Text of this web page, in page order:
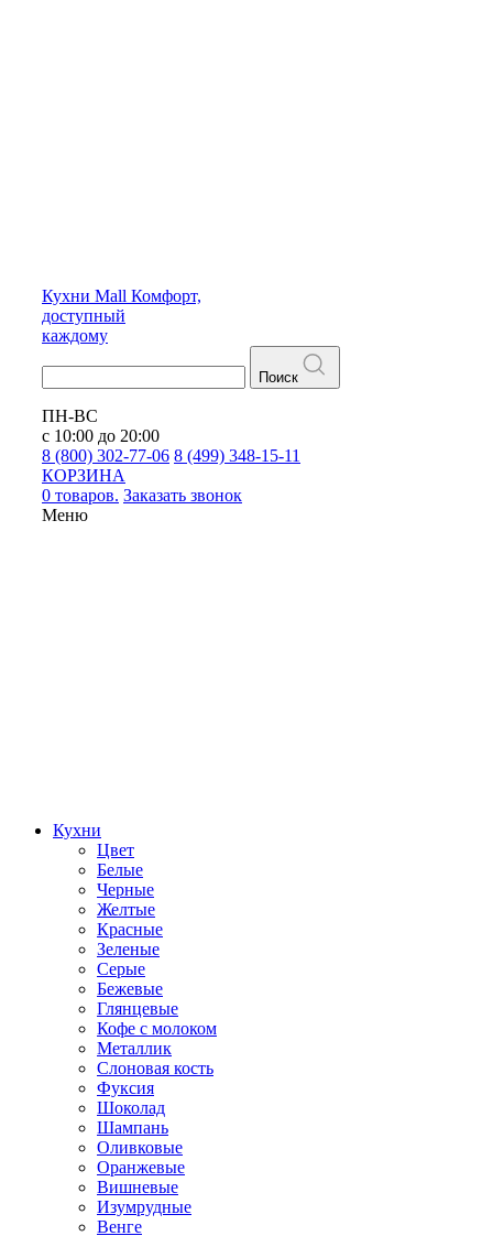
Кухни Mall Комфорт,
доступный
каждому
Поиск
ПН-ВС
с 10:00 до 20:00
8 (800) 302-77-06 8 (499) 348-15-11
КОРЗИНА
0 товаров. Заказать звонок
Меню
Кухни
Цвет
Белые
Черные
Желтые
Красные
Зеленые
Серые
Бежевые
Глянцевые
Кофе с молоком
Металлик
Слоновая кость
Фуксия
Шоколад
Шампань
Оливковые
Оранжевые
Вишневые
Изумрудные
Венге